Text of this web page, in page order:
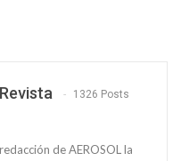
1326 Posts
de AEROSOL la